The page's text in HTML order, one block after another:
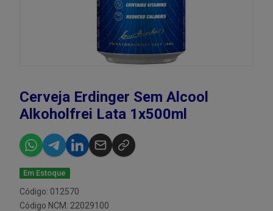
Cerveja Erdinger Sem Alcool
Alkoholfrei Lata 1x500ml
Em Estoque
Código: 012570
Código NCM: 22029100